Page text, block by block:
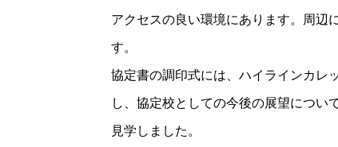
アクセスの良い環境にあります。周辺
す。
協定書の調印式には、ハイラインカレ
し、協定校としての今後の展望につい
見学しました。